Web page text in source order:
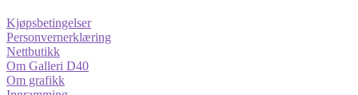
Kjøpsbetingelser
Personvernerklæring
Nettbutikk
Om Galleri D40
Om grafikk